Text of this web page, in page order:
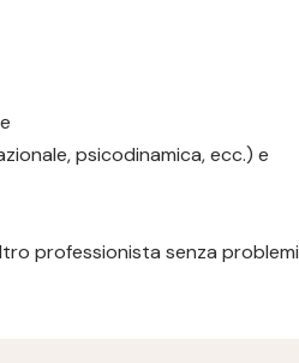
psicodinamica, ecc.) e
professionista senza problemi